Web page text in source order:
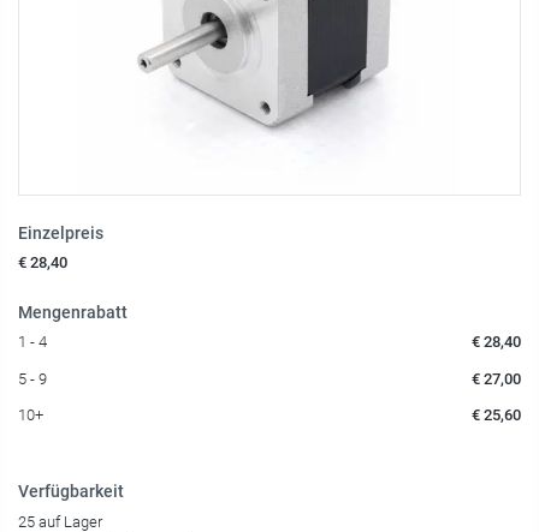
Einzelpreis
€ 28,40
Mengenrabatt
1 - 4 € 28,40
5 - 9 € 27,00
10+ € 25,60
Verfügbarkeit
25 auf Lager